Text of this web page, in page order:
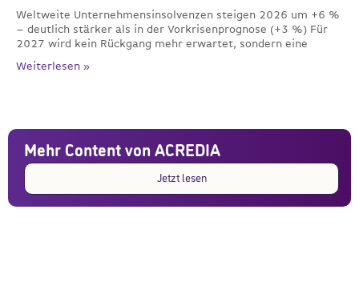
Weltweite Unternehmensinsolvenzen steigen 2026 um +6 %
– deutlich stärker als in der Vorkrisenprognose (+3 %) Für
2027 wird kein Rückgang mehr erwartet, sondern eine
Weiterlesen »
Mehr Content von ACREDIA
Jetzt lesen